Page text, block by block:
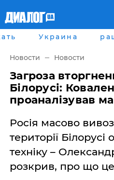
Главная
рассея
Мир
Беларусь
Военное обозрение
Наука и Техника
Мнение
Пресса
Шоу-биз
Здоровье
Украина
Украина
Новости Новости
Загроза
Білорусі:
проаналізував
Росія масово
території Білорусі
техніку –
розкрив, про що це